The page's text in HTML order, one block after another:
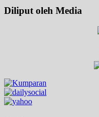
Diliput oleh Media